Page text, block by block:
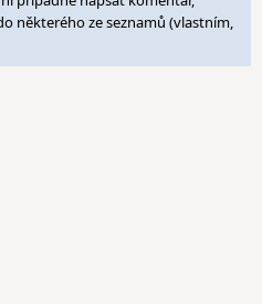
některého ze seznamů (vlastním,